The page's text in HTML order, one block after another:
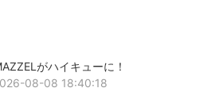
がハイキューに！
08-08 18:40:18